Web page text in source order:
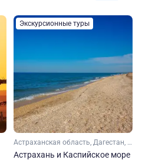
Экскурсионные туры
Астраханская область, Дагестан, Кавказ
Астрахань и Каспийское море